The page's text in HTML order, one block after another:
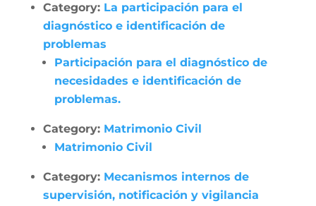
Category: La participación para el
diagnóstico e identificación de
problemas
Participación para el diagnóstico de
necesidades e identificación de
problemas.
Category: Matrimonio Civil
Matrimonio Civil
Category: Mecanismos internos de
supervisión, notificación y vigilancia